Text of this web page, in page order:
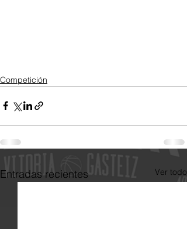
Competición
Entradas recientes Ver todo